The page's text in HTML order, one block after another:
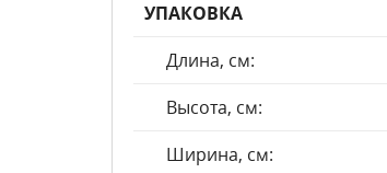
УПАКОВКА
Длина, см:
Высота, см:
Ширина, см: